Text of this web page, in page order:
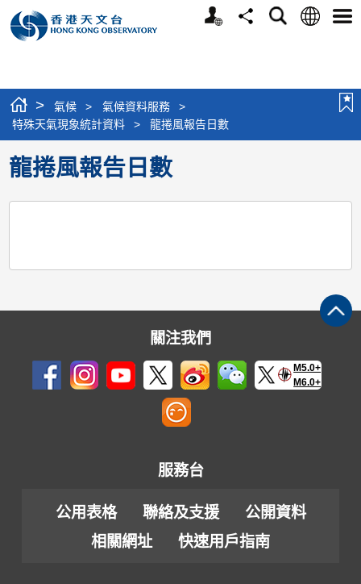
個
分
搜
語
選
> 氣候 > 氣候資料服務
>
特殊天氣現象統計資料
> 龍捲風報告日數
龍捲風報告日數
關注我們
M5.0+
M6.0+
服務台
公用表格 聯絡及支援
公開資料
相關網址
快速用戶指南